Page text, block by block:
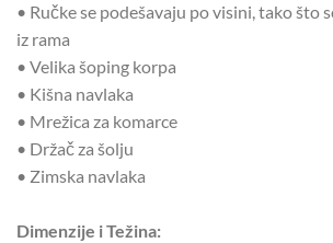
• Ručke se podešavaju po visini, tako što
iz rama
• Velika šoping korpa
• Kišna navlaka
• Mrežica za komarce
• Držač za šolju
• Zimska navlaka
Dimenzije i Težina: